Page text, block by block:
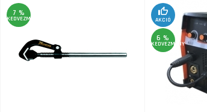
7 %
KEDVEZMÉNY AKCIÓ
6 %
KEDVEZMÉNY